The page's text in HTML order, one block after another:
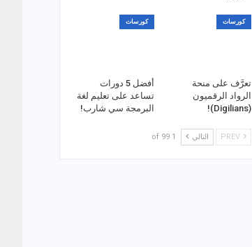
كورسات
تعرَّف على منحة
الرواد الرقميون
(Digilians)!
كورسات
أفضل 5 دورات
تساعد على تعليم لغة
البرمجة سي شارب!
التالي 1 of 99